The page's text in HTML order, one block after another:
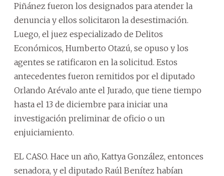
Piñánez fueron los designados para atender la
denuncia y ellos solicitaron la desestimación.
Luego, el juez especializado de Delitos
Económicos, Humberto Otazú, se opuso y los
agentes se ratificaron en la solicitud. Estos
antecedentes fueron remitidos por el diputado
Orlando Arévalo ante el Jurado, que tiene tiempo
hasta el 13 de diciembre para iniciar una
investigación preliminar de oficio o un
enjuiciamiento.
EL CASO. Hace un año, Kattya González, entonces
senadora, y el diputado Raúl Benítez habían